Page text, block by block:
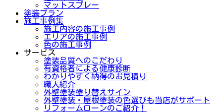
マットスプレー
塗装プラン
施工事例集
施工内容の施工事例
エリアの施工事例
色の施工事例
サービス
塗装品質へのこだわり
有資格者による健康診断
わかりやすく納得のお見積り
職人紹介
外壁塗装塗り替えサイン
外壁塗装・屋根塗装の色選びも当店がサポート
リフォームローンのご紹介！